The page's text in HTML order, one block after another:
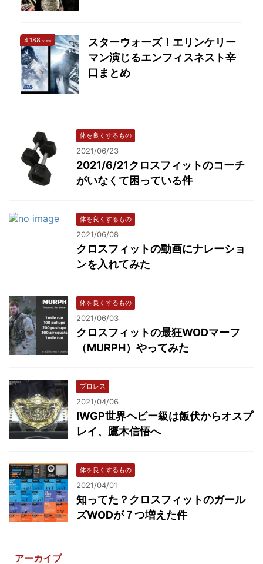
4,188 view
スターウォーズ！エリンケリー
マン演じるエンフィスネスト辛
口まとめ
体を良くするもの
2021/06/23
2021/6/21クロスフィットのコーチ
がいなくて困っている件
体を良くするもの
2021/06/08
クロスフィットの動画にナレーショ
ンを入れてみた
体を良くするもの
2021/06/03
クロスフィットの最狂WODマーフ
（MURPH）やってみた
プロレス
2021/04/06
IWGP世界ヘビー級は飯伏からオスプ
レイ、鷹木信悟へ
体を良くするもの
2021/04/01
知ってた？クロスフィットのガール
ズWODが７つ増えた件
アーカイブ